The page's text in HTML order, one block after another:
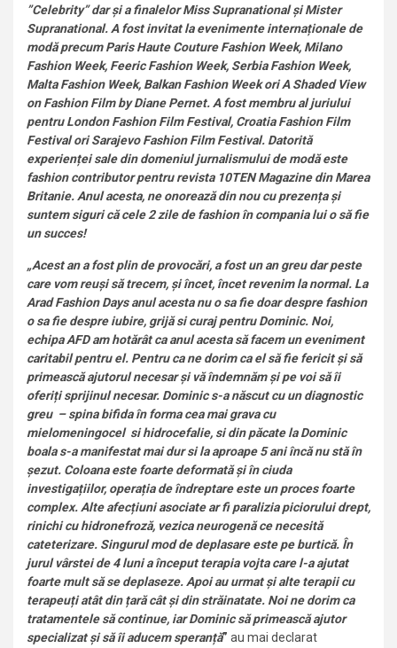
”Celebrity” dar și a finalelor Miss Supranational și Mister
Supranational. A fost invitat la evenimente internaționale de
modă precum Paris Haute Couture Fashion Week, Milano
Fashion Week, Feeric Fashion Week, Serbia Fashion Week,
Malta Fashion Week, Balkan Fashion Week ori A Shaded View
on Fashion Film by Diane Pernet. A fost membru al juriului
pentru London Fashion Film Festival, Croatia Fashion Film
Festival ori Sarajevo Fashion Film Festival. Datorită
experienței sale din domeniul jurnalismului de modă este
fashion contributor pentru revista 10TEN Magazine din Marea
Britanie. Anul acesta, ne onorează din nou cu prezența și
suntem siguri că cele 2 zile de fashion în compania lui o să fie
un succes!
„Acest an a fost plin de provocări, a fost un an greu dar peste
care vom reuși să trecem, și încet, încet revenim la normal. La
Arad Fashion Days anul acesta nu o sa fie doar despre fashion
o sa fie despre iubire, grijă si curaj pentru Dominic. Noi,
echipa AFD am hotărât ca anul acesta să facem un eveniment
caritabil pentru el. Pentru ca ne dorim ca el să fie fericit și să
primească ajutorul necesar și vă îndemnăm și pe voi să îi
oferiți sprijinul necesar. Dominic s-a născut cu un diagnostic
greu – spina bifida în forma cea mai grava cu
mielomeningocel si hidrocefalie, si din păcate la Dominic
boala s-a manifestat mai dur si la aproape 5 ani încă nu stă în
șezut. Coloana este foarte deformată și în ciuda
investigațiilor, operația de îndreptare este un proces foarte
complex. Alte afecțiuni asociate ar fi paralizia piciorului drept,
rinichi cu hidronefroză, vezica neurogenă ce necesită
cateterizare. Singurul mod de deplasare este pe burtică. În
jurul vârstei de 4 luni a început terapia vojta care l-a ajutat
foarte mult să se deplaseze. Apoi au urmat și alte terapii cu
terapeuți atât din țară cât și din străinatate. Noi ne dorim ca
tratamentele să continue, iar Dominic să primească ajutor
specializat și să îi aducem speranță” au mai declarat